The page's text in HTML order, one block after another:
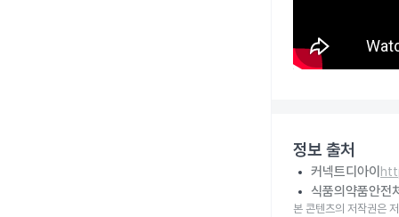
정보 출처
커넥트디아이
식품의약품안전
본 콘텐츠의 저작권은